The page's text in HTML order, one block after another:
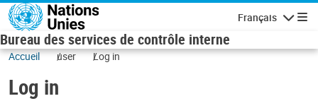
Skip to main content
Français
Bureau des services de contrôle interne
Accueil user Log in
Log in